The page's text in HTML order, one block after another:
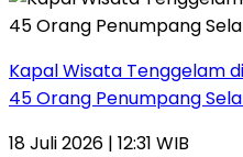
Kapal Wisata Tenggelam
45 Orang Penumpang
18 Juli 2026 | 12:31 WIB